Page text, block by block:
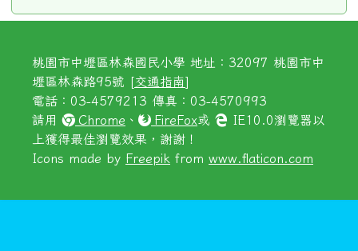
桃園市中壢區林森國民小學 地址：32097 桃園市中
壢區林森路95號 [交通指南]
電話：03-4579213 傳真：03-4570993
請用
Chrome 、 FireFox或
IE10.0瀏覽器以
上獲得最佳瀏覽效果，謝謝！
Icons made by Freepik from www.flaticon.com